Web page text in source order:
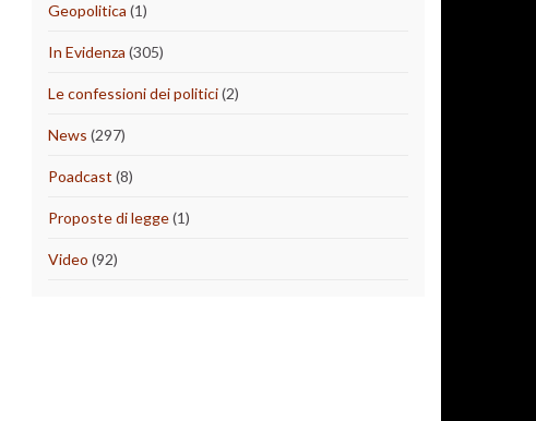
Geopolitica (1)
In Evidenza (305)
Le confessioni dei politici(2)
News (297)
Poadcast (8)
Proposte di legge(1)
Video (92)